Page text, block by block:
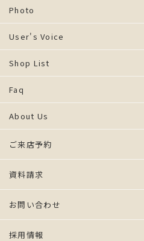
Photo
User's Voice
Shop List
Faq
About Us
ご来店予約
資料請求
お問い合わせ
採用情報